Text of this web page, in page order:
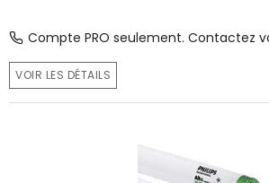
Compte PRO seulement. Contactez
VOIR LES DÉTAILS